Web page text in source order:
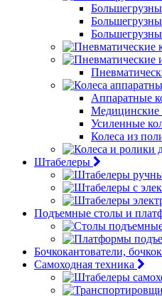
Аппаратные
Медицинские
Усиленные
Колеса из
Штабелеры
Подъемные столы и
Бочкокантователи,
Самоходная техника